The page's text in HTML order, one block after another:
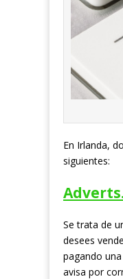
En Irlanda,
siguientes:
Se trata de
desees
pagando
avisa por